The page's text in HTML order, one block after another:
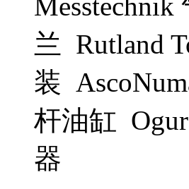
兰 Rutland
装
杆油缸
器